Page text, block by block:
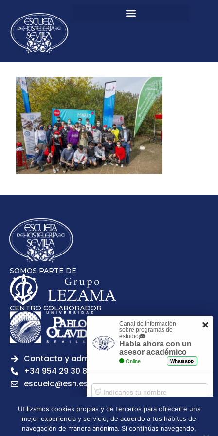
SOMOS PARTE DE
CENTRO COLABORADOR
Contacto y admisiones
+34 954 29 30 81
escuela@esh.es
Utilizamos cookies propias y de terceros para ofrecerte una
mejor experiencia y servicio, de acuerdo a tus hábitos de
navegación de manera anónima. Si continúas navegando,
Canal de información
sobre programas de
estudio🎓
Habla ahora con un
asesor académico
Online Whatsapp
Comenzar chat